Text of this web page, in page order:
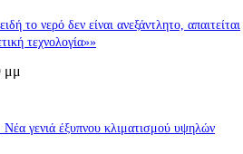
το νερό δεν είναι ανεξάντλητο, απαιτείται
τεχνολογία»»
μμ
γενιά έξυπνου κλιματισμού υψηλών